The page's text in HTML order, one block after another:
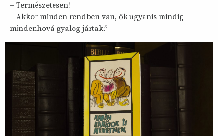
– Természetesen!
– Akkor minden rendben van, ők ugyanis mindig
mindenhová gyalog jártak.”